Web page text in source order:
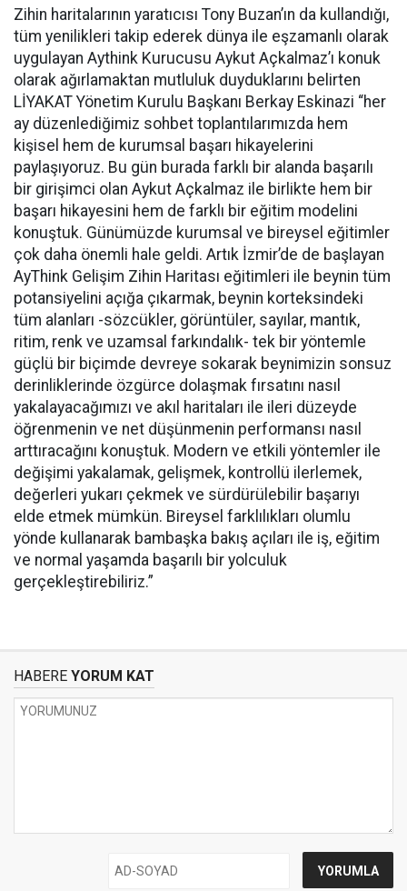
Zihin haritalarının yaratıcısı Tony Buzan’ın da kullandığı,
tüm yenilikleri takip ederek dünya ile eşzamanlı olarak
uygulayan Aythink Kurucusu Aykut Açkalmaz’ı konuk
olarak ağırlamaktan mutluluk duyduklarını belirten
LİYAKAT Yönetim Kurulu Başkanı Berkay Eskinazi “her
ay düzenlediğimiz sohbet toplantılarımızda hem
kişisel hem de kurumsal başarı hikayelerini
paylaşıyoruz. Bu gün burada farklı bir alanda başarılı
bir girişimci olan Aykut Açkalmaz ile birlikte hem bir
başarı hikayesini hem de farklı bir eğitim modelini
konuştuk. Günümüzde kurumsal ve bireysel eğitimler
çok daha önemli hale geldi. Artık İzmir’de de başlayan
AyThink Gelişim Zihin Haritası eğitimleri ile beynin tüm
potansiyelini açığa çıkarmak, beynin korteksindeki
tüm alanları -sözcükler, görüntüler, sayılar, mantık,
ritim, renk ve uzamsal farkındalık- tek bir yöntemle
güçlü bir biçimde devreye sokarak beynimizin sonsuz
derinliklerinde özgürce dolaşmak fırsatını nasıl
yakalayacağımızı ve akıl haritaları ile ileri düzeyde
öğrenmenin ve net düşünmenin performansı nasıl
arttıracağını konuştuk. Modern ve etkili yöntemler ile
değişimi yakalamak, gelişmek, kontrollü ilerlemek,
değerleri yukarı çekmek ve sürdürülebilir başarıyı
elde etmek mümkün. Bireysel farklılıkları olumlu
yönde kullanarak bambaşka bakış açıları ile iş, eğitim
ve normal yaşamda başarılı bir yolculuk
gerçekleştirebiliriz.”
HABERE YORUM KAT